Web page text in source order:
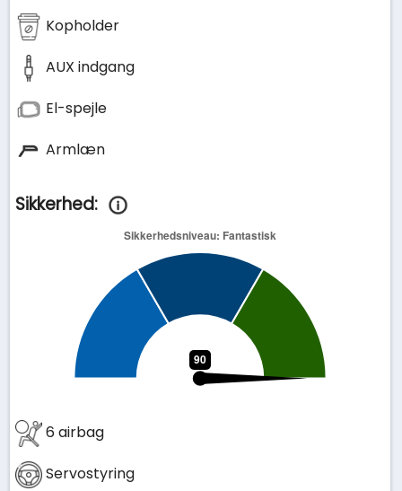
Kopholder
AUX indgang
El-spejle
Armlæn
Sikkerhed:
6 airbag
Servostyring